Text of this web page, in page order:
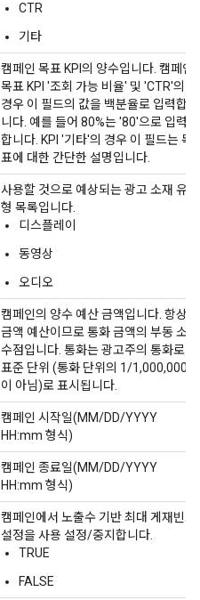
CTR
기타
캠페인 목표 KPI의 양수입니다. 캠페인
목표 KPI '조회 가능 비율' 및 'CTR'의
경우 이 필드의 값을 백분율로 입력합
니다. 예를 들어 80%는 '80'으로 입력
합니다. KPI '기타'의 경우 이 필드는 목
표에 대한 간단한 설명입니다.
사용할 것으로 예상되는 광고 소재 유
형 목록입니다.
디스플레이
동영상
오디오
캠페인의 양수 예산 금액입니다. 항상
금액 예산이므로 통화 금액의 부동 소
수점입니다. 통화는 광고주의 통화로
표준 단위 (통화 단위의 1/1,000,000
이 아님)로 표시됩니다.
캠페인 시작일(MM/DD/YYYY
HH:mm 형식)
캠페인 종료일(MM/DD/YYYY
HH:mm 형식)
캠페인에서 노출수 기반 최대 게재빈도
설정을 사용 설정/중지합니다.
TRUE
FALSE